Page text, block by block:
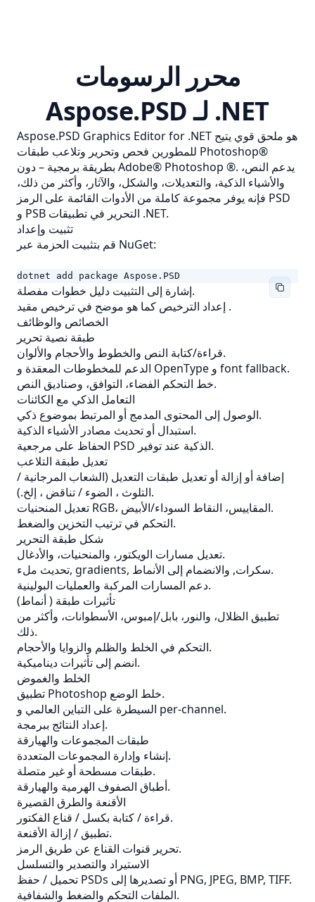
محرر الرسومات
Aspose.PSD لـ .NET
Aspose.PSD Graphics Editor for .NET هو ملحق قوي يتيح
للمطورين فحص وتحرير وتلاعب طبقات Photoshop®
بطريقة برمجية – دون Adobe® Photoshop ®. يدعم النص،
والأشياء الذكية، والتعديلات، والشكل، والآثار، وأكثر من ذلك،
PSD
PSB
التحرير في تطبيقات .NET.
تثبيت وإعداد
قم بتثبيت الحزمة عبر NuGet:
dotnet add package Aspose.PSD
إشارة إلى التثبيت
دليل خطوات مفصلة.
إعداد الترخيص كما هو موضح في .
الخصائص والوظائف
طبقة نصية تحرير
قراءة/كتابة النص والخطوط والأحجام والألوان.
الدعم للمخطوطات المعقدة و OpenType و font fallback.
خط التحكم الفضاء، التوافق، وصناديق النص.
التعامل الذكي مع الكائنات
الوصول إلى المحتوى المدمج أو المرتبط بموضوع ذكي.
استبدال أو تحديث مصادر الأشياء الذكية.
الحفاظ على مرجعية PSD الذكية عند توفير.
تعديل طبقة التلاعب
إضافة أو إزالة أو تعديل طبقات التعديل (الشعاب المرجانية /
التلوث ، الضوء / تناقض ، إلخ.).
تعديل المنحنيات RGB، المقاييس، النقاط السوداء/الأبيض.
التحكم في ترتيب التخزين والضغط.
شكل طبقة التحرير
تعديل مسارات الويكتور، والمنحنيات، والأدغال.
تحديث ملء, gradients, سكرات, والانضمام إلى الأنماط.
دعم المسارات المركبة والعمليات البولينية.
تأثيرات طبقة ( أنماط)
تطبيق الظلال، والنور، بابل/إمبوس، الأسطوانات، وأكثر من
ذلك.
التحكم في الخلط والظلم والزوايا والأحجام.
انضم إلى تأثيرات ديناميكية.
الخلط والغموض
تطبيق Photoshop خلط الوضع.
السيطرة على التباين العالمي و per-channel.
إعداد النتائج ببرمجة.
طبقات المجموعات والهيارقة
إنشاء وإدارة المجموعات المتعددة.
طبقات مسطحة أو غير متصلة.
أطباق الصفوف الهرمية والهيارقة.
الأقنعة والطرق القصيرة
قراءة / كتابة بكسل / قناع الفكتور.
تطبيق / إزالة الأقنعة.
تحرير قنوات القناع عن طريق الرمز.
الاستيراد والتصدير والتسلسل
تحميل / حفظ PSDs أو تصديرها إلى PNG, JPEG, BMP, TIFF.
الملفات التحكم والضغط والشفافية.